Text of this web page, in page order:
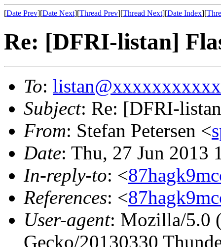
[Date Prev][Date Next][Thread Prev][Thread Next][Date Index][
Re: [DFRI-listan]
To:
Subject: Re: [DFRI-
From: Stefan Petersen <
Date: Thu, 27 Jun 2013
In-reply-to: <
References: <
User-agent: Mozilla/5.0
Gecko/20130330